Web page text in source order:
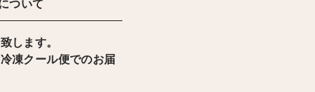
ついて
します。
凍クール便でのお届